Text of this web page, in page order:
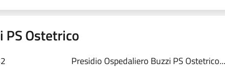
PS Ostetrico
Presidio Ospedaliero Buzzi PS Ostetrico...